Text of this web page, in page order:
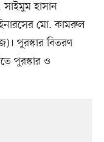
হাসান
মো. কামরুল
পুরস্কার বিতরণ
পুরস্কার ও